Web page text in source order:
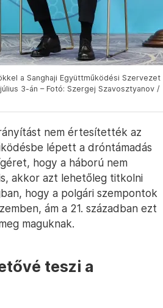
a Sanghaji Együttműködési Szervezet
3-án – Fotó: Szergej Szavosztyanov /
nem értesítették az
lépett a dróntámadás
hogy a háború nem
akkor azt lehetőleg titkolni
hogy a polgári szempontok
ám a 21. században ezt
maguknak.
teszi a